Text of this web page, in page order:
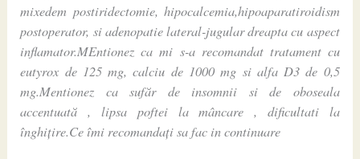
mixedem postiridectomie, hipocalcemia,hipoaparatiroidism
postoperator, si adenopatie lateral-jugular dreapta cu aspect
inflamator.MEntionez ca mi s-a recomandat tratament cu
eutyrox de 125 mg, calciu de 1000 mg si alfa D3 de 0,5
mg.Mentionez ca sufăr de insomnii si de oboseala
accentuată , lipsa poftei la mâncare , dificultati la
înghițire.Ce îmi recomandați sa fac in continuare